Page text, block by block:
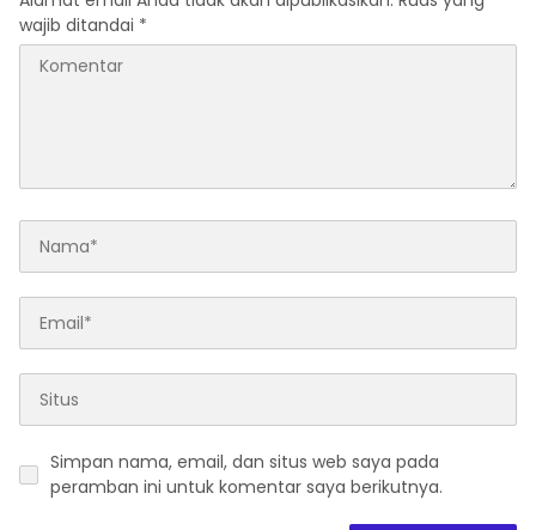
wajib ditandai *
Simpan nama, email, dan situs web saya pada
peramban ini untuk komentar saya berikutnya.